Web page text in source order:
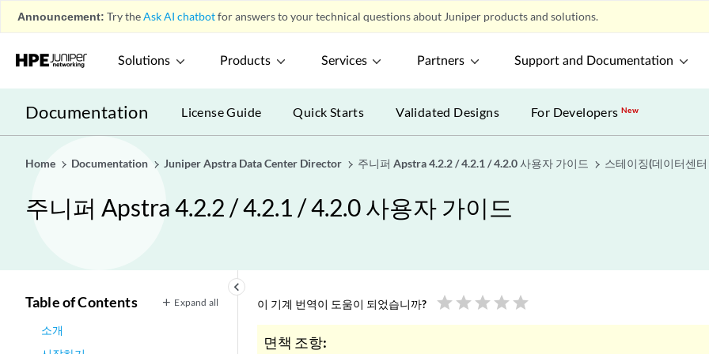
Announcement: Try theAsk AI chatbotfor answers to your technical questions about Juniper products and solutions.
Solutions Products Services Partners Support and Documentation
Documentation License Guide Quick Starts Validated Designs For DevelopersNew
Home Documentation Juniper Apstra Data Center Director 주니퍼 Apstra 4.2.2 / 4.2.1 / 4.2.0 사용자 가이드 스테이징(데이터센
주니퍼 Apstra 4.2.2 / 4.2.1 / 4.2.0 사용자 가이드
keyboard_arrow_left
Table of Contents Expand all
소개
이 기계 번역이 도움이 되었습니까? star star star star star
면책 조항: